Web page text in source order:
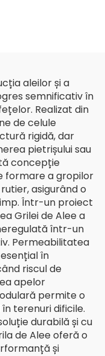
aleilor și a
semnificativ în
Realizat din
de celule
rigidă, dar
pietrișului sau
concepție
formare a gropilor
asigurând o
Într-un proiect
Grilei de Alee a
într-un
Permeabilitatea
în
riscul de
apelor
permite o
terenuri dificile.
durabilă și cu
de Alee oferă o
și